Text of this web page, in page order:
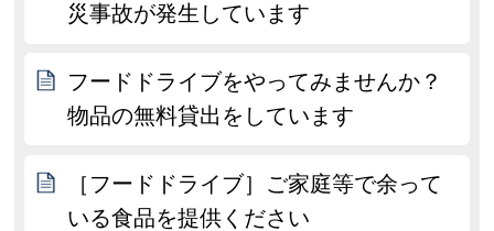
災事故が発生しています
フードドライブをやってみませんか？
物品の無料貸出をしています
［フードドライブ］ご家庭等で余って
いる食品を提供ください